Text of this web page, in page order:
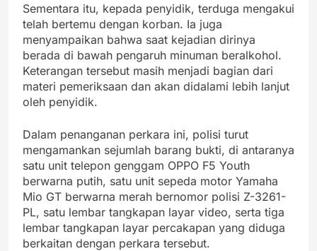
Sementara itu, kepada penyidik, terduga mengakui
telah bertemu dengan korban. Ia juga
menyampaikan bahwa saat kejadian dirinya
berada di bawah pengaruh minuman beralkohol.
Keterangan tersebut masih menjadi bagian dari
materi pemeriksaan dan akan didalami lebih lanjut
oleh penyidik.
Dalam penanganan perkara ini, polisi turut
mengamankan sejumlah barang bukti, di antaranya
satu unit telepon genggam OPPO F5 Youth
berwarna putih, satu unit sepeda motor Yamaha
Mio GT berwarna merah bernomor polisi Z-3261-
PL, satu lembar tangkapan layar video, serta tiga
lembar tangkapan layar percakapan yang diduga
berkaitan dengan perkara tersebut.